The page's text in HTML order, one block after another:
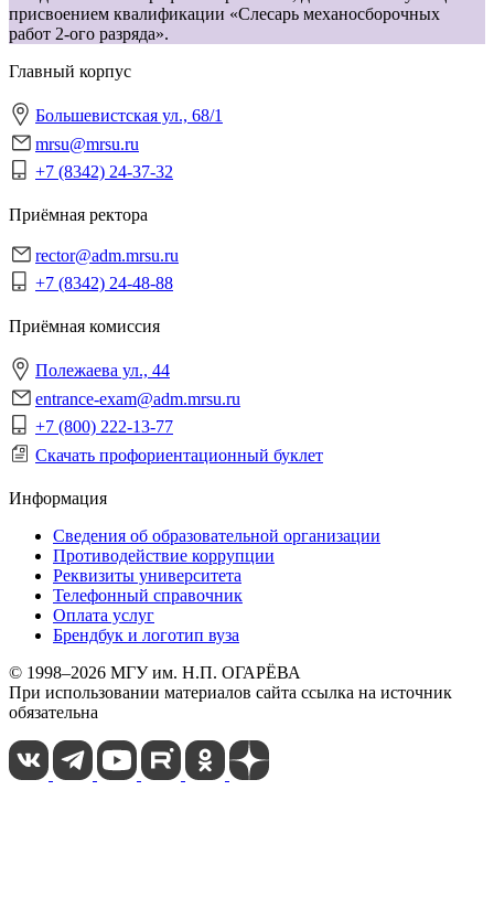
присвоением квалификации «Слесарь механосборочных
работ 2-ого разряда».
Главный корпус
Большевистская ул., 68/1
mrsu@mrsu.ru
+7 (8342) 24-37-32
Приёмная ректора
rector@adm.mrsu.ru
+7 (8342) 24-48-88
Приёмная комиссия
Полежаева ул., 44
entrance-exam@adm.mrsu.ru
+7 (800) 222-13-77
Скачать профориентационный буклет
Информация
Сведения об образовательной организации
Противодействие коррупции
Реквизиты университета
Телефонный справочник
Оплата услуг
Брендбук и логотип вуза
© 1998–2026 МГУ им. Н.П. ОГАРЁВА
При использовании материалов сайта ссылка на источник
обязательна